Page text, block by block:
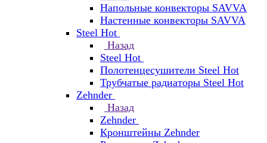
Напольные конвекторы SAVVA
Настенные конвекторы SAVVA
Steel Hot
Назад
Steel Hot
Полотенцесушители Steel Hot
Трубчатые радиаторы Steel Hot
Zehnder
Назад
Zehnder
Кронштейны Zehnder